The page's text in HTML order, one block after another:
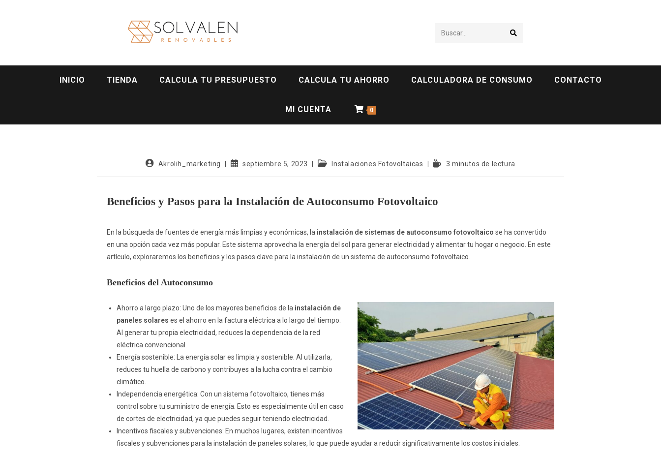
Buscar...
INICIO TIENDA CALCULA TU PRESUPUESTO CALCULA TU AHORRO CALCULADORA DE CONSUMO CONTACTO
MI CUENTA 0
Akrolih_marketing septiembre 5, 2023 Instalaciones Fotovoltaicas 3 minutos de lectura
Beneficios y Pasos para la Instalación de Autoconsumo Fotovoltaico
En la búsqueda de fuentes de energía más limpias y económicas, la instalación de sistemas de autoconsumo fotovoltaico se ha convertido
en una opción cada vez más popular. Este sistema aprovecha la energía del sol para generar electricidad y alimentar tu hogar o negocio. En este
artículo, exploraremos los beneficios y los pasos clave para la instalación de un sistema de autoconsumo fotovoltaico.
Beneficios del Autoconsumo
Ahorro a largo plazo: Uno de los mayores beneficios de la instalación de
paneles solares es el ahorro en la factura eléctrica a lo largo del tiempo.
Al generar tu propia electricidad, reduces la dependencia de la red
eléctrica convencional.
Energía sostenible: La energía solar es limpia y sostenible. Al utilizarla,
reduces tu huella de carbono y contribuyes a la lucha contra el cambio
climático.
Independencia energética: Con un sistema fotovoltaico, tienes más
control sobre tu suministro de energía. Esto es especialmente útil en caso
de cortes de electricidad, ya que puedes seguir teniendo electricidad.
Incentivos fiscales y subvenciones: En muchos lugares, existen incentivos
fiscales y subvenciones para la instalación de paneles solares, lo que puede ayudar a reducir significativamente los costos iniciales.